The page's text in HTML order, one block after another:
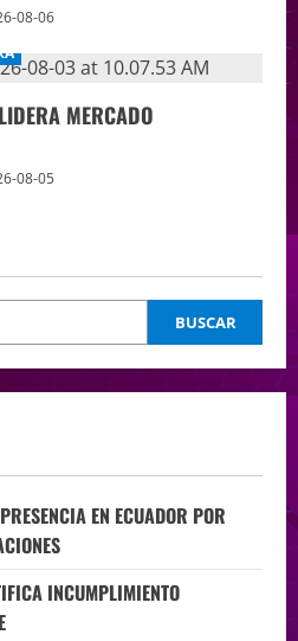
08-06
MERCADO
08-05
BUSCAR
EN ECUADOR POR
INCUMPLIMIENTO